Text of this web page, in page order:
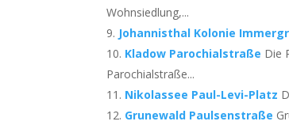
Wohnsiedlung,...
Johannisthal Kolonie
Kladow Parochialstraße Die
Parochialstraße...
Nikolassee Paul-Levi-Platz
Grunewald Paulsenstraße